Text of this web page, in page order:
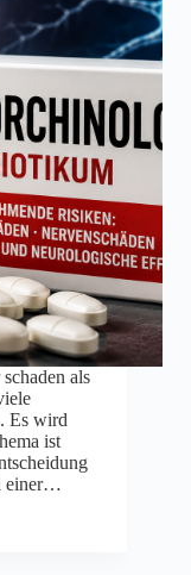
als
Es wird
ist
einer…